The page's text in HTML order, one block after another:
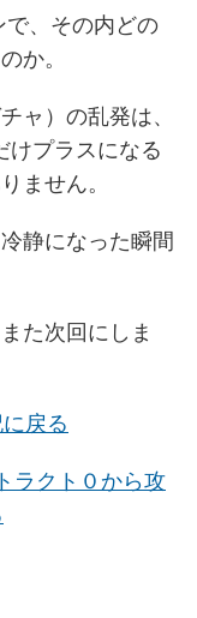
、その内どの
か。
ャ）の乱発は、
けプラスになる
ません。
静になった瞬間
た次回にしま
戻る
ラクト０から攻